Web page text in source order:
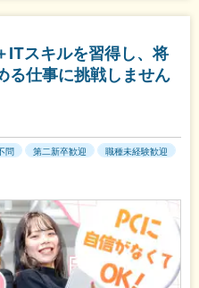
ITスキルを習得し、将
る仕事に挑戦しません
問 第二新卒歓迎
職種未経験歓迎